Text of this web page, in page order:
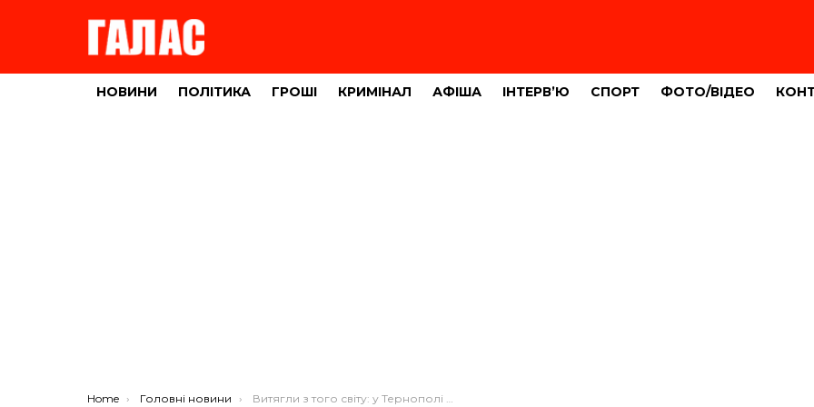
НОВИНИ ПОЛІТИКА ГРОШІ КРИМІНАЛ АФІША ІНТЕРВ’Ю СПОРТ ФОТО/ВІДЕО
You are here:
Home Головні новини Витягли з того світу: у Тернополі медики швидкої з допомогою дефібриляції серця врятували людину